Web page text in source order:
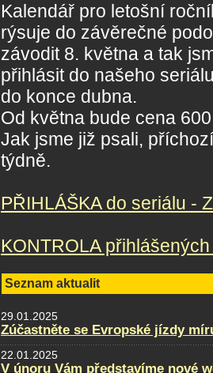
Kalendář pro letošní
rýsuje do závěrečné
závodit 8. května a tak
přihlásit do našeho
do konce dubna.
Od května bude cena
Jak jsme již psali,
týdně.
PŘIHLÁŠKA do seriálu -
KONTROLA
Seznam aktualit
29.01.2025
Zúčastněte se Evropské jízdy
22.01.2025
V únoru Vám představíme nové